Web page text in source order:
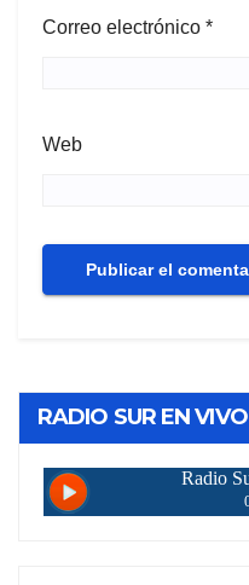
Correo electrónico *
Web
RADIO SUR EN VIVO